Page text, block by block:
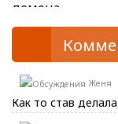
Женя
Как то став